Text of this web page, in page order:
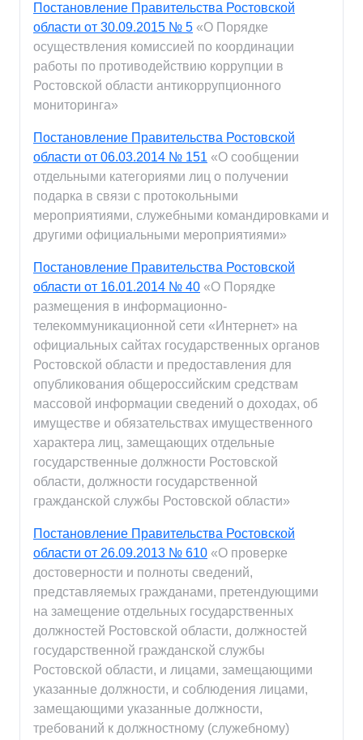
Постановление Правительства Ростовской
области от 30.09.2015 № 5 «О Порядке
осуществления комиссией по координации
работы по противодействию коррупции в
Ростовской области антикоррупционного
мониторинга»
Постановление Правительства Ростовской
области от 06.03.2014 № 151 «О сообщении
отдельными категориями лиц о получении
подарка в связи с протокольными
мероприятиями, служебными командировками и
другими официальными мероприятиями»
Постановление Правительства Ростовской
области от 16.01.2014 № 40 «О Порядке
размещения в информационно-
телекоммуникационной сети «Интернет» на
официальных сайтах государственных органов
Ростовской области и предоставления для
опубликования общероссийским средствам
массовой информации сведений о доходах, об
имуществе и обязательствах имущественного
характера лиц, замещающих отдельные
государственные должности Ростовской
области, должности государственной
гражданской службы Ростовской области»
Постановление Правительства Ростовской
области от 26.09.2013 № 610 «О проверке
достоверности и полноты сведений,
представляемых гражданами, претендующими
на замещение отдельных государственных
должностей Ростовской области, должностей
государственной гражданской службы
Ростовской области, и лицами, замещающими
указанные должности, и соблюдения лицами,
замещающими указанные должности,
требований к должностному (служебному)